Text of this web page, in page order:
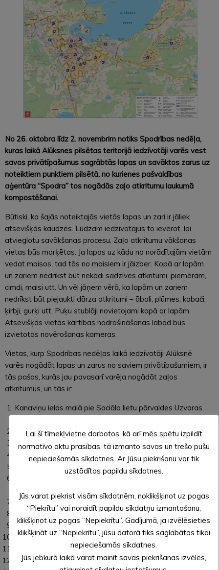
No 26. oktobra līdz 2. novembrim notiks Spodrības nedēļa,
kuras laikā Alūksnes pilsētas teritorijā iedzīvotāji varēs vest
savos privātīpašumus sagrābtās lapas un savāktos zarus uz
noteiktiem punktiem pilsētā, no kurienes pašvaldības
aģentūra “Spodra” tos nogādās zaļo atkritumu laukumā
kompostēšanai.
Būtiski, ka šajās noteiktajās vietās lapas un zari ir jāliek
atsevišķās kaudzēs. Lūdzam iedzīvotājus to ievērot, lai
atvieglotu savākšanas procesu. Zaļo atkritumu vākšanas
vietas būs marķētas. Ja lapas uz kādu no norādītajām vietām
vedat maisos, tad tās no maisiem ir jāizber. Kopā ar lapām
un zariem nedrīkst būt nekādi sadzīves atkritumi, piemēram,
cimdi, maisi utt. Un vēl jāņem vērā, ka lapām un zariem
nedrīkst būt piejaukti dārza atkritumi – āboli, plūmes, kabači,
ķirbji, gurķi utt. Puķu stublāji novietojami kopā ar lapām.
Atsevišķās vietās kārtības nodrošināšanas labad būs
izvietotas novērošanas kameras.
Vietas, kurp Spodrības nedēļas laikā iedzīvotāji Alūksnē
varēs nogādāt lapas un zarus no saviem privātīpašumiem, ir
tās pašas, kurās jau pavasarī varēja nogādāt zaļos
atkritumus, un tās ir:
Kanaviņu ielas malā pie Sociālo lietu pārvaldes Uzvaras
Pie Latgales un Rijukalna ielu krustojuma;
Kārklu ielas malā (bijušās katlu mājas teritorijā);
Siguldas ielas galā pie Pētera Buka ielas parkā;
Pie Helēnas un Uzvaras ielu krustojuma;
Helēnas ielas malā starp Dārza ielu 11 un Helēnas ielu
Pie Helēnas ielas un Pilsētas bulvāra krustojuma;
Ojāra Vācieša ielas malā aiz “Velo ostas”;
Dzirnavu ielas malā pret dzīvojamo māju Dzirnavu ielā 3;
Tirgotāju ielas malā pirms krustojuma ar Blaumaņa ielu;
Pie Jāņkalna un Lielā Ezera ielu krustojuma;
Smilšu ielas malā pie Jānkalniņa;
Lai šī tīmekļvietne darbotos, kā arī mēs spētu izpildīt
normatīvo aktu prasības, tā izmanto savas un trešo pušu
nepieciešamās sīkdatnes. Ar Jūsu piekrišanu var tik
uzstādītas papildu sīkdatnes.
Jūs varat piekrist visām sīkdatnēm, noklikšķinot uz pogas
“Piekrītu” vai noraidīt papildu sīkdatņu izmantošanu,
klikšķinot uz pogas “Nepiekrītu”. Gadījumā, ja izvēlēsieties
klikšķināt uz “Nepiekrītu”, jūsu datorā tiks saglabātas tikai
nepieciešamās sīkdatnes.
Jūs jebkurā laikā varat mainīt savas piekrišanas izvēles,